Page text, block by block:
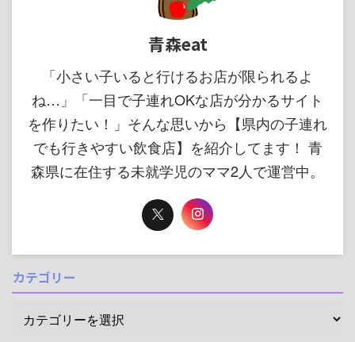
青森eat
「小さい子いると行けるお店が限られるよ
ね…」「一目で子連れOKな店が分かるサイト
を作りたい！」そんな思いから【県内の子連れ
でも行きやすい飲食店】を紹介してます！ 青
森県に在住する未就学児のママ2人で運営中。
カテゴリー